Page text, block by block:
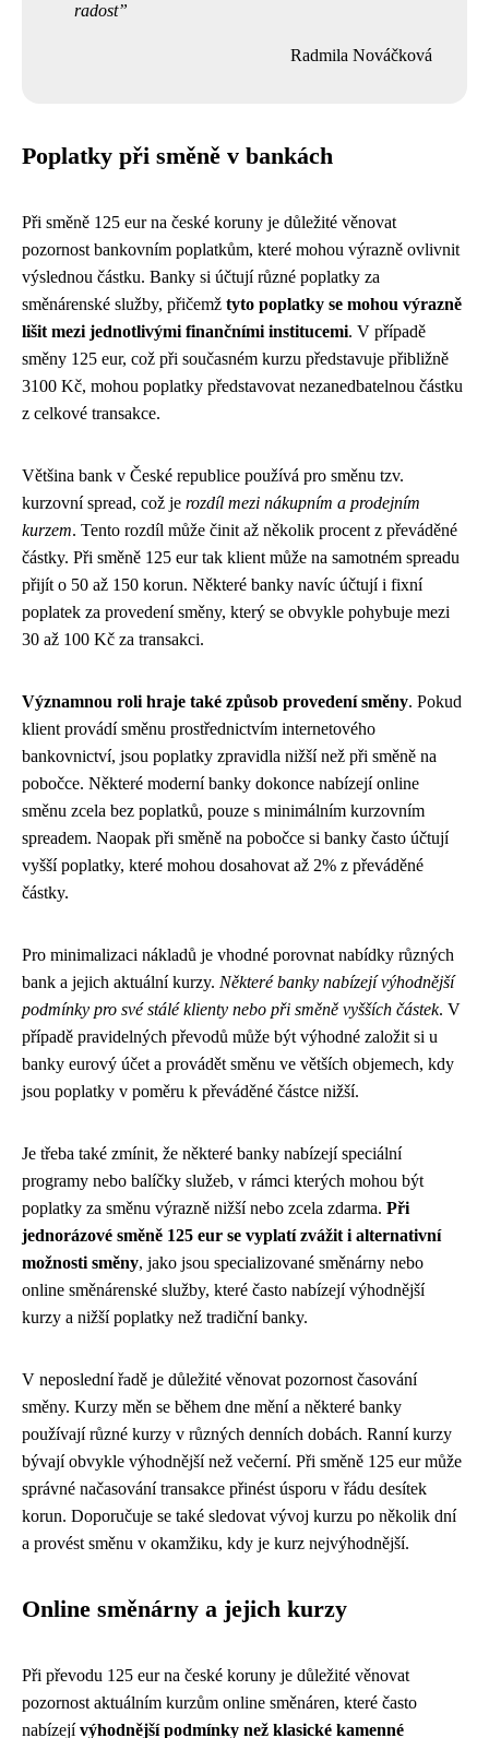
radost
Radmila Nováčková
Poplatky při směně v bankách
Při směně 125 eur na české koruny je důležité věnovat
pozornost bankovním poplatkům, které mohou výrazně ovlivnit
výslednou částku. Banky si účtují různé poplatky za
směnárenské služby, přičemž tyto poplatky se mohou výrazně
lišit mezi jednotlivými finančními institucemi. V případě
směny 125 eur, což při současném kurzu představuje přibližně
3100 Kč, mohou poplatky představovat nezanedbatelnou částku
z celkové transakce.
Většina bank v České republice používá pro směnu tzv.
kurzovní spread, což je rozdíl mezi nákupním a prodejním
kurzem. Tento rozdíl může činit až několik procent z převáděné
částky. Při směně 125 eur tak klient může na samotném spreadu
přijít o 50 až 150 korun. Některé banky navíc účtují i fixní
poplatek za provedení směny, který se obvykle pohybuje mezi
30 až 100 Kč za transakci.
Významnou roli hraje také způsob provedení směny. Pokud
klient provádí směnu prostřednictvím internetového
bankovnictví, jsou poplatky zpravidla nižší než při směně na
pobočce. Některé moderní banky dokonce nabízejí online
směnu zcela bez poplatků, pouze s minimálním kurzovním
spreadem. Naopak při směně na pobočce si banky často účtují
vyšší poplatky, které mohou dosahovat až 2% z převáděné
částky.
Pro minimalizaci nákladů je vhodné porovnat nabídky různých
bank a jejich aktuální kurzy. Některé banky nabízejí výhodnější
podmínky pro své stálé klienty nebo při směně vyšších částek. V
případě pravidelných převodů může být výhodné založit si u
banky eurový účet a provádět směnu ve větších objemech, kdy
jsou poplatky v poměru k převáděné částce nižší.
Je třeba také zmínit, že některé banky nabízejí speciální
programy nebo balíčky služeb, v rámci kterých mohou být
poplatky za směnu výrazně nižší nebo zcela zdarma. Při
jednorázové směně 125 eur se vyplatí zvážit i alternativní
možnosti směny, jako jsou specializované směnárny nebo
online směnárenské služby, které často nabízejí výhodnější
kurzy a nižší poplatky než tradiční banky.
V neposlední řadě je důležité věnovat pozornost časování
směny. Kurzy měn se během dne mění a některé banky
používají různé kurzy v různých denních dobách. Ranní kurzy
bývají obvykle výhodnější než večerní. Při směně 125 eur může
správné načasování transakce přinést úsporu v řádu desítek
korun. Doporučuje se také sledovat vývoj kurzu po několik dní
a provést směnu v okamžiku, kdy je kurz nejvýhodnější.
Online směnárny a jejich kurzy
Při převodu 125 eur na české koruny je důležité věnovat
pozornost aktuálním kurzům online směnáren, které často
nabízejívýhodnější podmínky než klasické kamenné